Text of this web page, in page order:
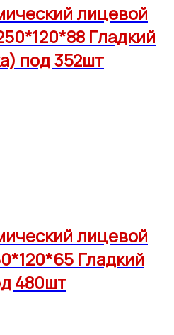
лицевой
Гладкий
под 352шт
лицевой
Гладкий
480шт